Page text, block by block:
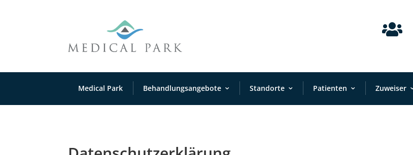

Medical Park Behandlungsangebote Standorte Patienten Zuweiser